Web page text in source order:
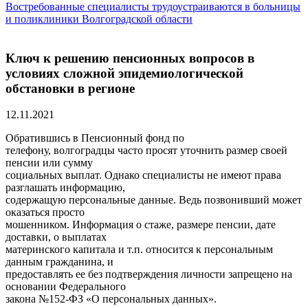
Востребованные специалисты трудоустраиваются в больницы
и поликлиники Волгоградской области
Ключ к решению пенсионных вопросов в
условиях сложной эпидемиологической
обстановки в регионе
12.11.2021
Обратившись в Пенсионный фонд по
телефону, волгоградцы часто просят уточнить размер своей
пенсии или сумму
социальных выплат. Однако специалисты не имеют права
разглашать информацию,
содержащую персональные данные. Ведь позвонивший может
оказаться просто
мошенником. Информация о стаже, размере пенсии, дате
доставки, о выплатах
материнского капитала и т.п. относится к персональным
данным гражданина, и
предоставлять ее без подтверждения личности запрещено на
основании Федерального
закона №152-ФЗ «О персональных данных».